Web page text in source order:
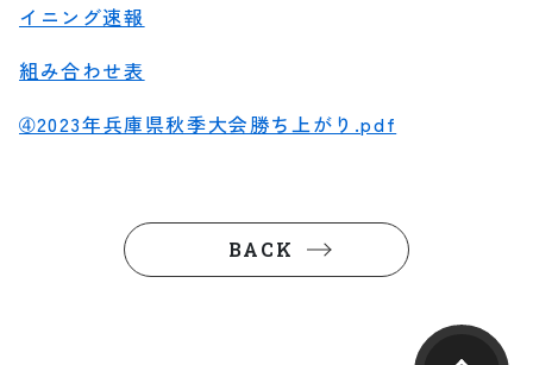
イニング速報
組み合わせ表
➃2023年兵庫県秋季大会勝ち上がり.pdf
BACK